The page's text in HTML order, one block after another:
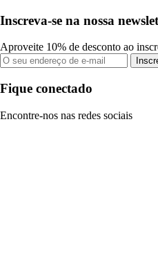
Inscreva-se na nossa
Aproveite 10% de desconto ao
Fique conectado
Encontre-nos nas redes sociais